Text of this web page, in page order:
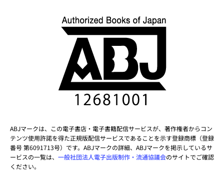
ABJマークは、この電子書店・電子書籍配信サービスが、著作権者からコン
テンツ使用許諾を得た正規版配信サービスであることを示す登録商標（登録
番号 第6091713号）です。ABJマークの詳細、ABJマークを掲示しているサ
ービスの一覧は、 一般社団法人電子出版制作・流通協議会のサイトでご確認
ください。